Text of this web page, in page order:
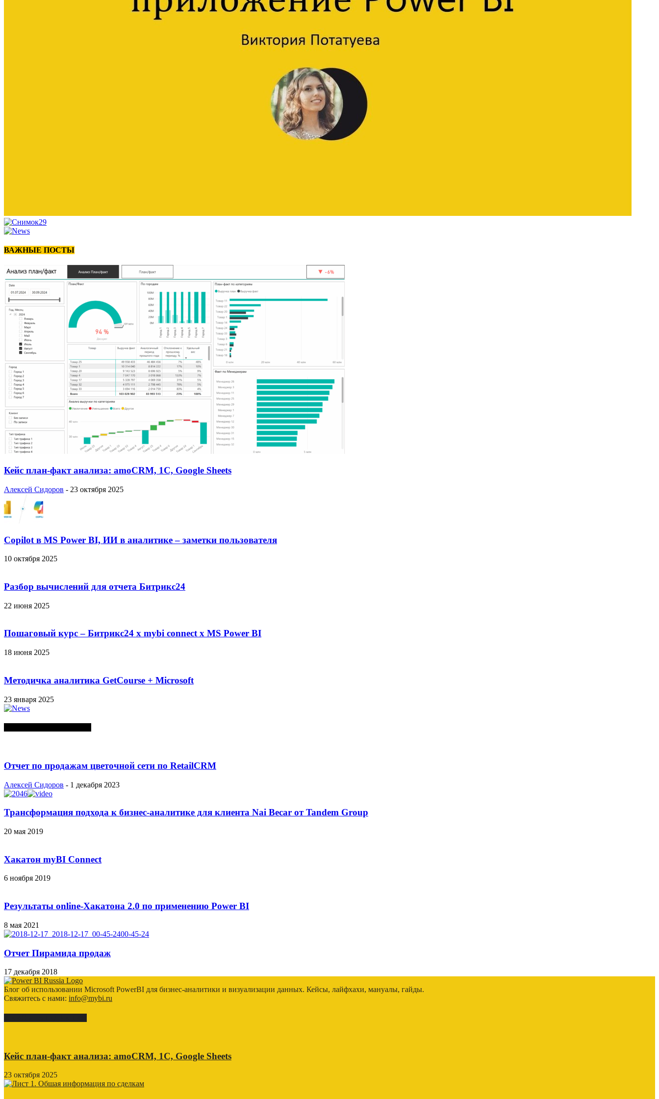
ВАЖНЫЕ ПОСТЫ
Кейс план-факт анализа: amoCRM, 1C, Google Sheets
Алексей Сидоров - 23 октября 2025
Copilot в MS Power BI, ИИ в аналитике – заметки пользователя
10 октября 2025
Разбор вычислений для отчета Битрикс24
22 июня 2025
Пошаговый курс – Битрикс24 х mybi connect х MS Power BI
18 июня 2025
Методичка аналитика GetCourse + Microsoft
23 января 2025
Отчет по продажам цветочной сети по RetailCRM
Алексей Сидоров - 1 декабря 2023
Трансформация подхода к бизнес-аналитике для клиента Nai Beсar от Tandem Group
20 мая 2019
Хакатон myBI Connect
6 ноября 2019
Результаты online-Хакатона 2.0 по применению Power BI
8 мая 2021
Отчет Пирамида продаж
17 декабря 2018
Блог об использовании Microsoft PowerBI для бизнес-аналитики и визуализации данных. Кейсы, лайфхахи, мануалы, гайды.
Свяжитесь с нами: info@mybi.ru
Кейс план-факт анализа: amoCRM, 1C, Google Sheets
23 октября 2025